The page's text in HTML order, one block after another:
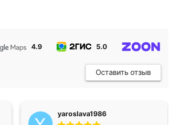
4.9 5.0
Оставить отзыв
yaroslava1986